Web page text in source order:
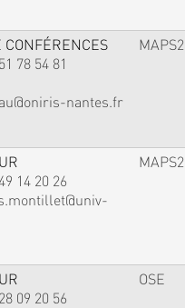
CONFÉRENCES
78 54 81
nantes.fr
MAPS2
14 20 26
MAPS2
09 20 56
OSE